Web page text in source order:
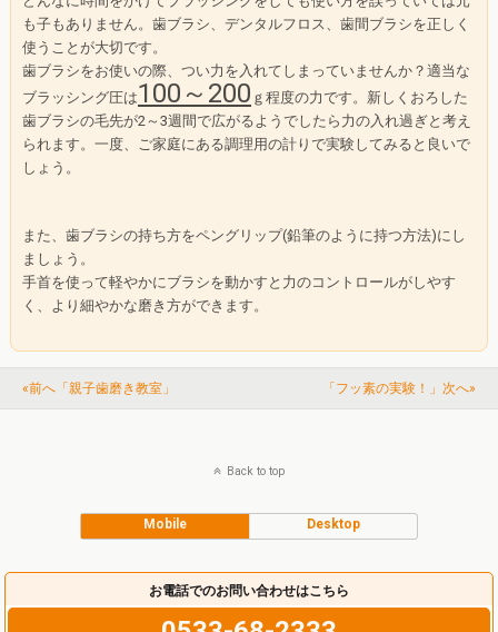
も子もありません。歯ブラシ、デンタルフロス、歯間ブラシを正しく
使うことが大切です。
歯ブラシをお使いの際、つい力を入れてしまっていませんか？適当な
ブラッシング圧は100～200 ｇ程度の力です。新しくおろした
歯ブラシの毛先が2～3週間で広がるようでしたら力の入れ過ぎと考え
られます。一度、ご家庭にある調理用の計りで実験してみると良いで
しょう。
また、歯ブラシの持ち方をペングリップ(鉛筆のように持つ方法)にし
ましょう。
手首を使って軽やかにブラシを動かすと力のコントロールがしやす
く、より細やかな磨き方ができます。
«前へ「親子歯磨き教室」 「フッ素の実験！」次へ»
お電話でのお問い合わせはこちら
Back to top
Mobile Desktop